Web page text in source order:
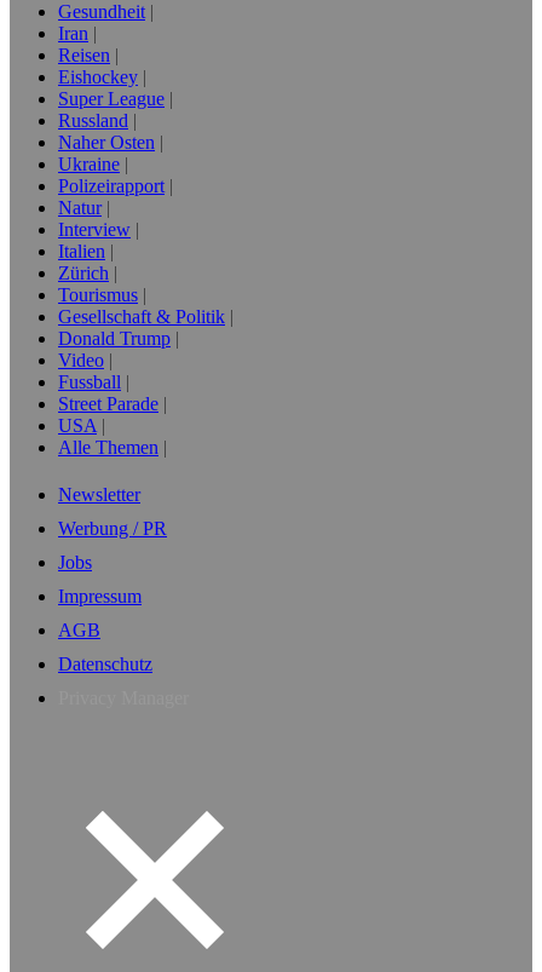
Gesundheit
Iran
Reisen
Eishockey
Super League
Russland
Naher Osten
Ukraine
Polizeirapport
Natur
Interview
Italien
Zürich
Tourismus
Gesellschaft & Politik
Donald Trump
Video
Fussball
Street Parade
USA
Alle Themen
Newsletter
Werbung / PR
Jobs
Impressum
AGB
Datenschutz